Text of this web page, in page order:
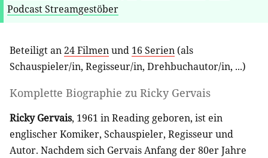
Podcast Streamgestöber
Beteiligt an24 Filmenund 16 Serien (als
Schauspieler/in, Regisseur/in, Drehbuchautor/in, ...)
Komplette Biographie zu Ricky Gervais
Ricky Gervais, 1961 in Reading geboren, ist ein
englischer Komiker, Schauspieler, Regisseur und
Autor. Nachdem sich Gervais Anfang der 80er Jahre